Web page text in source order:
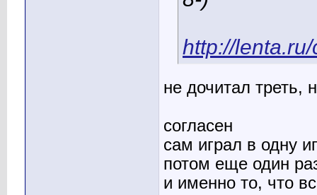
http://
не дочитал треть,
согласен
сам играл в одну
потом еще один
и именно то, что